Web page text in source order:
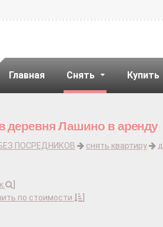
Главная Снять Купить
деревня Лашино в аренду
ПОСРЕДНИКОВ снять квартиру
по стоимости